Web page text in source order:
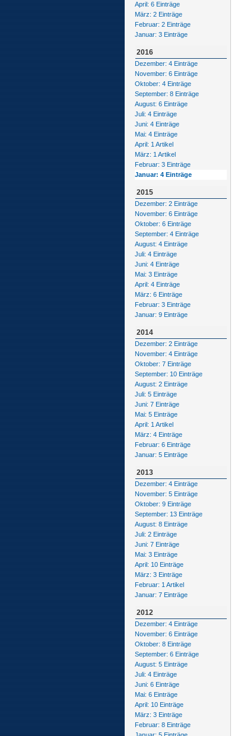
April: 6 Einträge
März: 2 Einträge
Februar: 2 Einträge
Januar: 3 Einträge
2016
Dezember: 4 Einträge
November: 6 Einträge
Oktober: 4 Einträge
September: 8 Einträge
August: 6 Einträge
Juli: 4 Einträge
Juni: 4 Einträge
Mai: 4 Einträge
April: 1 Artikel
März: 1 Artikel
Februar: 3 Einträge
Januar: 4 Einträge
2015
Dezember: 2 Einträge
November: 6 Einträge
Oktober: 6 Einträge
September: 4 Einträge
August: 4 Einträge
Juli: 4 Einträge
Juni: 4 Einträge
Mai: 3 Einträge
April: 4 Einträge
März: 6 Einträge
Februar: 3 Einträge
Januar: 9 Einträge
2014
Dezember: 2 Einträge
November: 4 Einträge
Oktober: 7 Einträge
September: 10 Einträge
August: 2 Einträge
Juli: 5 Einträge
Juni: 7 Einträge
Mai: 5 Einträge
April: 1 Artikel
März: 4 Einträge
Februar: 6 Einträge
Januar: 5 Einträge
2013
Dezember: 4 Einträge
November: 5 Einträge
Oktober: 9 Einträge
September: 13 Einträge
August: 8 Einträge
Juli: 2 Einträge
Juni: 7 Einträge
Mai: 3 Einträge
April: 10 Einträge
März: 3 Einträge
Februar: 1 Artikel
Januar: 7 Einträge
2012
Dezember: 4 Einträge
November: 6 Einträge
Oktober: 8 Einträge
September: 6 Einträge
August: 5 Einträge
Juli: 4 Einträge
Juni: 6 Einträge
Mai: 6 Einträge
April: 10 Einträge
März: 3 Einträge
Februar: 8 Einträge